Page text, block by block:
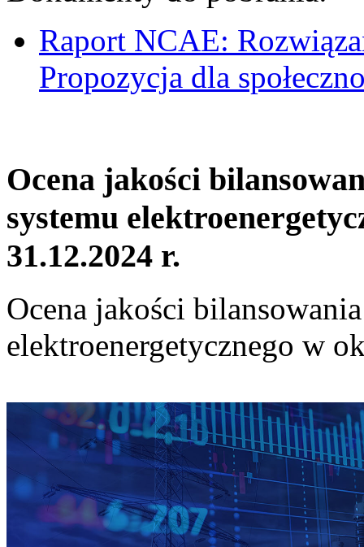
Raport NCAE:
Propozycja dla
Ocena jakości
systemu
31.12.2024 r.
Ocena jakości
elektroenergetycznego w